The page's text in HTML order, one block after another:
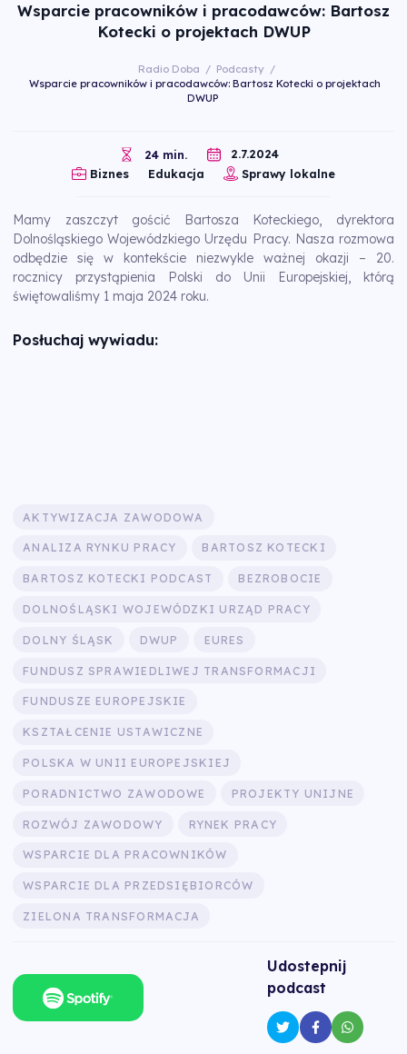
Wsparcie pracowników i pracodawców: Bartosz
Kotecki o projektach DWUP
Radio Doba / Podcasty /
Wsparcie pracowników i pracodawców: Bartosz Kotecki o projektach
DWUP
24 min.
2.7.2024
Biznes
Edukacja Sprawy lokalne
Mamy zaszczyt gościć Bartosza Koteckiego, dyrektora
Dolnośląskiego Wojewódzkiego Urzędu Pracy. Nasza rozmowa
odbędzie się w kontekście niezwykle ważnej okazji – 20.
rocznicy przystąpienia Polski do Unii Europejskiej, którą
świętowaliśmy 1 maja 2024 roku.
Posłuchaj wywiadu:
AKTYWIZACJA ZAWODOWA
ANALIZA RYNKU PRACY BARTOSZ KOTECKI
BARTOSZ KOTECKI PODCAST BEZROBOCIE
DOLNOŚLĄSKI WOJEWÓDZKI URZĄD PRACY
DOLNY ŚLĄSK DWUP EURES
FUNDUSZ SPRAWIEDLIWEJ TRANSFORMACJI
FUNDUSZE EUROPEJSKIE
KSZTAŁCENIE USTAWICZNE
POLSKA W UNII EUROPEJSKIEJ
PORADNICTWO ZAWODOWE PROJEKTY UNIJNE
ROZWÓJ ZAWODOWY RYNEK PRACY
WSPARCIE DLA PRACOWNIKÓW
WSPARCIE DLA PRZEDSIĘBIORCÓW
ZIELONA TRANSFORMACJA
Udostepnij
podcast